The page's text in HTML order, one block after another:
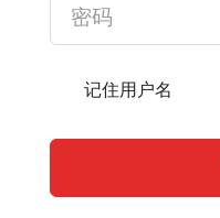
记住用户名